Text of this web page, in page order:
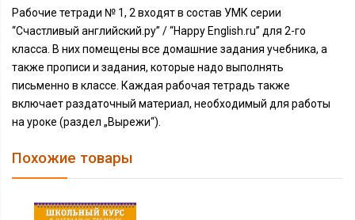
Рабочие тетради № 1, 2 входят в состав УМК серии
“Счастливый английский.ру” / “Happy English.ru” для 2-го
класса. В них помещены все домашние задания учебника, а
также прописи и задания, которые надо выполнять
письменно в классе. Каждая рабочая тетрадь также
включает раздаточный материал, необходимый для работы
на уроке (раздел „Вырежи“).
Похожие товары